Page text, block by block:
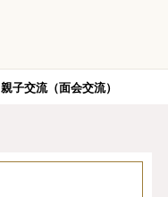
親子交流（面会交流）